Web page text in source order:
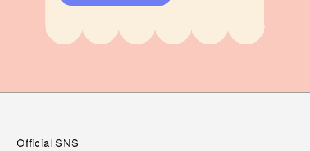
Official SNS